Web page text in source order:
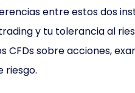
entre estos dos
y tu tolerancia al
CFDs sobre acciones,
riesgo.